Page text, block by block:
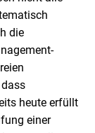
die
heute erfüllt
einer